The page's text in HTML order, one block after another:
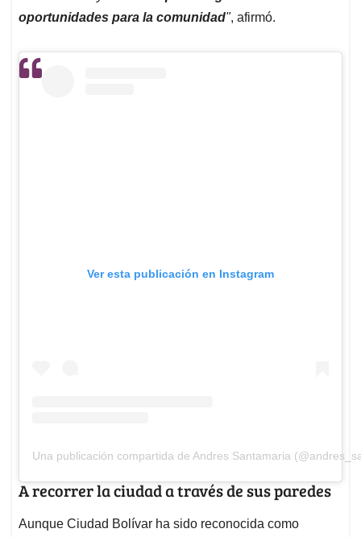
oportunidades para la comunidad", afirmó.
Ver esta publicación en Instagram
Una publicación compartida de Andres Santamaria
A recorrer la ciudad a través de sus paredes
Aunque Ciudad Bolívar ha sido reconocida como